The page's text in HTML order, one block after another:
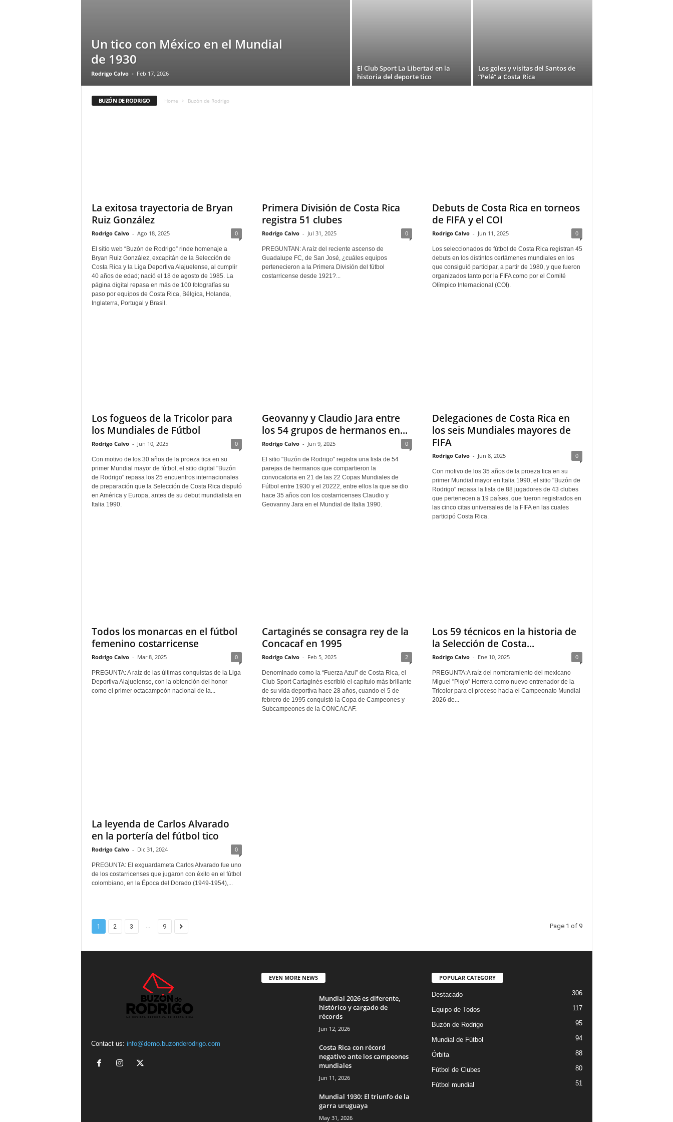
Un tico con México en el Mundial
de 1930
Rodrigo Calvo - Feb 17, 2026
El Club Sport La Libertad en la
historia del deporte tico
Los goles y visitas del Santos de
“Pelé” a Costa Rica
BUZÓN DE RODRIGO Home Buzón de Rodrigo
La exitosa trayectoria de Bryan
Ruiz González
Rodrigo Calvo - Ago 18, 2025 0
El sitio web “Buzón de Rodrigo” rinde homenaje a
Bryan Ruiz González, excapitán de la Selección de
Costa Rica y la Liga Deportiva Alajuelense, al cumplir
40 años de edad; nació el 18 de agosto de 1985. La
página digital repasa en más de 100 fotografías su
paso por equipos de Costa Rica, Bélgica, Holanda,
Inglaterra, Portugal y Brasil.
Primera División de Costa Rica
registra 51 clubes
Rodrigo Calvo - Jul 31, 2025 0
PREGUNTAN: A raíz del reciente ascenso de
Guadalupe FC, de San José, ¿cuáles equipos
pertenecieron a la Primera División del fútbol
costarricense desde 1921?...
Debuts de Costa Rica en torneos
de FIFA y el COI
Rodrigo Calvo - Jun 11, 2025 0
Los seleccionados de fútbol de Costa Rica registran 45
debuts en los distintos certámenes mundiales en los
que consiguió participar, a partir de 1980, y que fueron
organizados tanto por la FIFA como por el Comité
Olímpico Internacional (COI).
Los fogueos de la Tricolor para
los Mundiales de Fútbol
Rodrigo Calvo - Jun 10, 2025 0
Con motivo de los 30 años de la proeza tica en su
primer Mundial mayor de fútbol, el sitio digital "Buzón
de Rodrigo" repasa los 25 encuentros internacionales
de preparación que la Selección de Costa Rica disputó
en América y Europa, antes de su debut mundialista en
Italia 1990.
Geovanny y Claudio Jara entre
los 54 grupos de hermanos en...
Rodrigo Calvo - Jun 9, 2025 0
El sitio "Buzón de Rodrigo" registra una lista de 54
parejas de hermanos que compartieron la
convocatoria en 21 de las 22 Copas Mundiales de
Fútbol entre 1930 y el 20222, entre ellos la que se dio
hace 35 años con los costarricenses Claudio y
Geovanny Jara en el Mundial de Italia 1990.
Delegaciones de Costa Rica en
los seis Mundiales mayores de
FIFA
Rodrigo Calvo - Jun 8, 2025 0
Con motivo de los 35 años de la proeza tica en su
primer Mundial mayor en Italia 1990, el sitio "Buzón de
Rodrigo" repasa la lista de 88 jugadores de 43 clubes
que pertenecen a 19 países, que fueron registrados en
las cinco citas universales de la FIFA en las cuales
participó Costa Rica.
Todos los monarcas en el fútbol
femenino costarricense
Rodrigo Calvo - Mar 8, 2025 0
PREGUNTA: A raíz de las últimas conquistas de la Liga
Deportiva Alajuelense, con la obtención del honor
como el primer octacampeón nacional de la...
Cartaginés se consagra rey de la
Concacaf en 1995
Rodrigo Calvo - Feb 5, 2025 2
Denominado como la “Fuerza Azul” de Costa Rica, el
Club Sport Cartaginés escribió el capítulo más brillante
de su vida deportiva hace 28 años, cuando el 5 de
febrero de 1995 conquistó la Copa de Campeones y
Subcampeones de la CONCACAF.
Los 59 técnicos en la historia de
la Selección de Costa...
Rodrigo Calvo - Ene 10, 2025 0
PREGUNTA:A raíz del nombramiento del mexicano
Miguel "Piojo" Herrera como nuevo entrenador de la
Tricolor para el proceso hacia el Campeonato Mundial
2026 de...
La leyenda de Carlos Alvarado
en la portería del fútbol tico
Rodrigo Calvo - Dic 31, 2024 0
PREGUNTA: El exguardameta Carlos Alvarado fue uno
de los costarricenses que jugaron con éxito en el fútbol
colombiano, en la Época del Dorado (1949-1954),...
1 2 3 ... 9 Page 1 of 9
Contact us: info@demo.buzonderodrigo.com
EVEN MORE NEWS
Mundial 2026 es diferente,
histórico y cargado de
récords
Jun 12, 2026
Costa Rica con récord
negativo ante los campeones
mundiales
Jun 11, 2026
Mundial 1930: El triunfo de la
garra uruguaya
May 31, 2026
POPULAR CATEGORY
Destacado 306
Equipo de Todos 117
Buzón de Rodrigo 95
Mundial de Fútbol 94
Órbita 88
Fútbol de Clubes 80
Fútbol mundial 51